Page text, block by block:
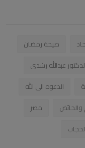
صيحة رمضان
عبدالله رشدى
الدعوه الى الله
والحائض
مصر